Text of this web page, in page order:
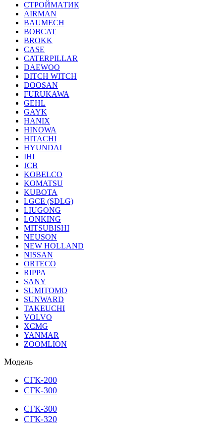
СТРОЙМАТИК
AIRMAN
BAUMECH
BOBCAT
BROKK
CASE
CATERPILLAR
DAEWOO
DITCH WITCH
DOOSAN
FURUKAWA
GEHL
GAYK
HANIX
HINOWA
HITACHI
HYUNDAI
IHI
JCB
KOBELCO
KOMATSU
KUBOTA
LGCE (SDLG)
LIUGONG
LONKING
MITSUBISHI
NEUSON
NEW HOLLAND
NISSAN
ORTECO
RIPPA
SANY
SUMITOMO
SUNWARD
TAKEUCHI
VOLVO
XCMG
YANMAR
ZOOMLION
Модель
СГК-200
СГК-300
СГК-300
СГК-320